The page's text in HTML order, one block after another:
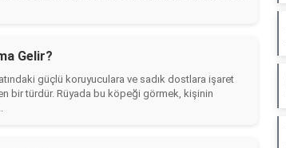
Gelir?
güçlü koruyuculara ve sadık dostlara işaret
bir türdür. Rüyada bu köpeği görmek, kişinin